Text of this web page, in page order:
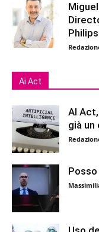
Philips
Ai Act
AI
già un
Posso